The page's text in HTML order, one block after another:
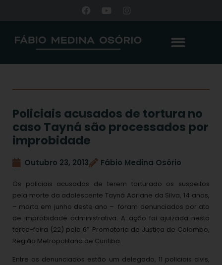
Policiais acusados de tortura no
caso Tayná são processados por
improbidade
Outubro 23, 2013 Fábio Medina Osório
Os policiais acusados de terem torturado os suspeitos
pela morte da adolescente Tayná Adriane da Silva, 14 anos,
– morta em junho deste ano – foram denunciados por ato
de improbidade administrativa. A ação foi ajuizada nesta
terça-feira (22) pela 6ª Promotoria de Justiça de Colombo,
Região Metropolitana de Curitiba.
Entre os denunciados estão um delegado, 11 policiais civis,